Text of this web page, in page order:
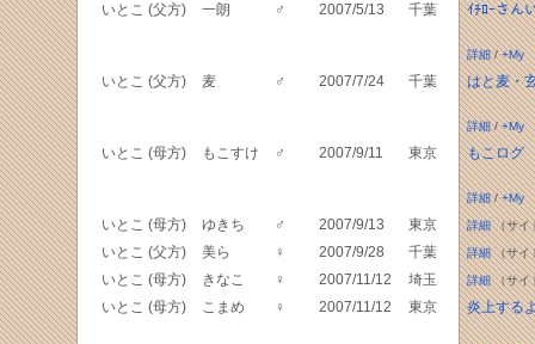
いとこ (父方) 一朗 ♂ 2007/5/13 千葉 ｲﾁﾛｰさん
詳細/+My
いとこ (父方) 麦 ♂ 2007/7/24 千葉 はと麦・
詳細/+My
いとこ (母方) もこすけ ♂ 2007/9/11 東京 もこログ
詳細/+My
いとこ (母方) ゆきち ♂ 2007/9/13 東京 詳細（サイ
いとこ (父方) 美ら ♀ 2007/9/28 千葉 詳細（サイ
いとこ (母方) きなこ ♀ 2007/11/12 埼玉 詳細（サイ
いとこ (母方) こまめ ♀ 2007/11/12 東京 炎上する